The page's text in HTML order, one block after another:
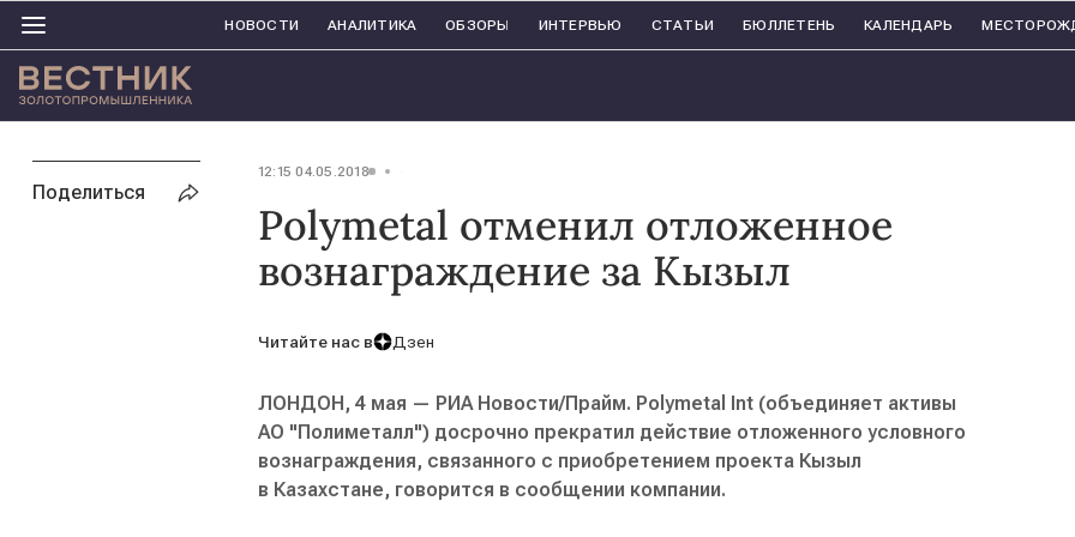
НОВОСТИ АНАЛИТИКА ОБЗОРЫ ИНТЕРВЬЮ СТАТЬИ БЮЛЛЕТЕНЬ КАЛЕНДАРЬ
12:15 04.05.2018
Polymetal отменил отложенное
вознаграждение за Кызыл
Читайте нас в Дзен
ЛОНДОН, 4 мая — РИА Новости/Прайм. Polymetal Int (объединяет активы
АО "Полиметалл") досрочно прекратил действие отложенного условного
вознаграждения, связанного с приобретением проекта Кызыл
в Казахстане, говорится в сообщении компании.
Поделиться